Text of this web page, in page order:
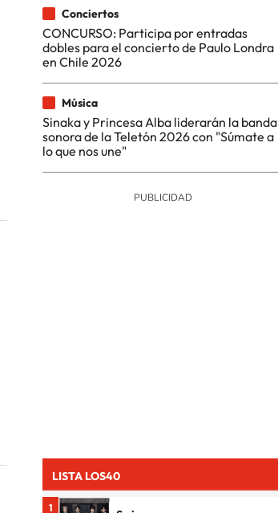
Conciertos
CONCURSO: Participa por entradas
dobles para el concierto de Paulo Londra
en Chile 2026
Música
Sinaka y Princesa Alba liderarán la banda
sonora de la Teletón 2026 con "Súmate a
lo que nos une"
LISTA LOS40
1